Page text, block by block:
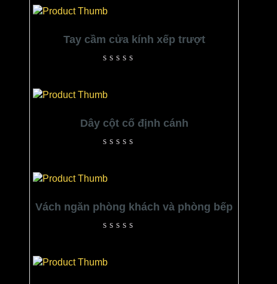
Tay cầm cửa kính xếp trượt
of
5
Dây cột cố định cánh
of
5
Vách ngăn phòng khách và phòng bếp
of
5